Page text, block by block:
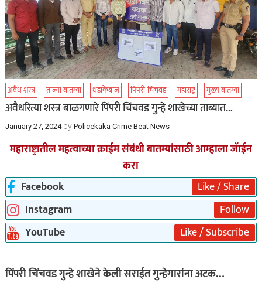
अवैध शस्त्र ताज्या बातम्या धडाकेबाज पिंपरी-चिंचवड महाराष्ट्र मुख्य बातम्या
अवैधरित्या शस्त्र बाळगणारे पिंपरी चिंचवड गुन्हे शाखेच्या ताब्यात…
January 27, 2024by Policekaka Crime Beat News
महाराष्ट्रातील महत्वाच्या क्राईम संबंधी बातम्यांसाठी आम्हाला जॅाईन
करा
Facebook
Like / Share
Instagram
Follow
YouTube
Like / Subscribe
पिंपरी चिंचवड गुन्हे शाखेने केली सराईत गुन्हेगारांना अटक…